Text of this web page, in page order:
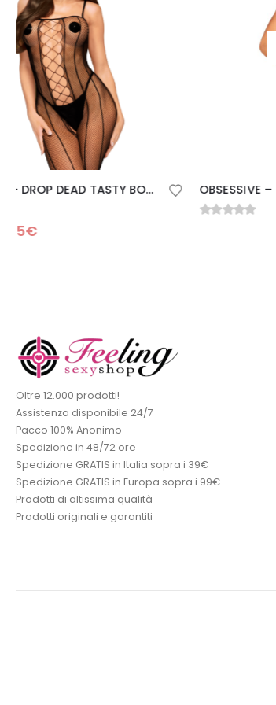
OBSESSIVE – GLANDEZ SET TRE PEZZI XS/S
0Su 5
Oltre 12.000 prodotti!
Assistenza disponibile 24/7
Pacco 100% Anonimo
Spedizione in 48/72 ore
Spedizione GRATIS in Italia sopra i 39€
Spedizione GRATIS in Europa sopra i 99€
Prodotti di altissima qualità
Prodotti originali e garantiti